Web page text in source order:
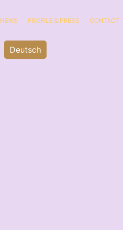
NEWS PROFILE & PRESS CONTACT
Deutsch